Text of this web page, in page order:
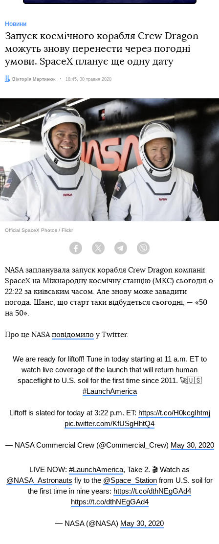
Новини
Запуск космічного корабля Crew Dragon
можуть знову перенести через погодні
умови. SpaceX планує ще одну дату
Автор:Вікторія Мартинюк Дата:
18:45, 30 травня 2020
Official SpaceX Photos / Flickr
Facebook Twitter Telegram
NASA запланувала запуск корабля Crew Dragon компанії
SpaceX на Міжнародну космічну станцію (МКС) сьогодні о
22:22 за київським часом. Але знову може завадити
погода. Шанс, що старт таки відбудеться сьогодні, — «50
на 50».
Про це NASA повідомило у Twitter.
We are ready for liftoff! Tune in today starting at 11 a.m. ET to
watch live coverage of the launch that will return human
spaceflight to U.S. soil for the first time since 2011. 🚀🇺🇸
#LaunchAmerica
Liftoff is slated for today at 3:22 p.m. ET: https://t.co/H0kcgIhtmj
pic.twitter.com/KfUSgHhtQ4
— NASA Commercial Crew (@Commercial_Crew) May 30, 2020
LIVE NOW: #LaunchAmerica, Take 2. 🎬 Watch as
@NASA_Astronauts fly to the @Space_Station from U.S. soil for
the first time in nine years: https://t.co/dthNEgGAd4
https://t.co/dthNEgGAd4
— NASA (@NASA) May 30, 2020